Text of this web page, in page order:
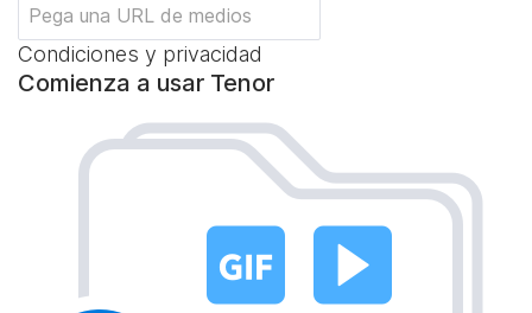
Condiciones y privacidad
Comienza a usar Tenor